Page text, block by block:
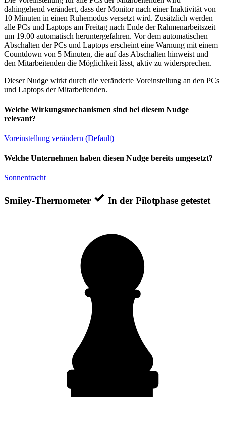
dahingehend verändert, dass der Monitor nach einer Inaktivität von
10 Minuten in einen Ruhemodus versetzt wird. Zusätzlich werden
alle PCs und Laptops am Freitag nach Ende der Rahmenarbeitszeit
um 19.00 automatisch heruntergefahren. Vor dem automatischen
Abschalten der PCs und Laptops erscheint eine Warnung mit einem
Countdown von 5 Minuten, die auf das Abschalten hinweist und
den Mitarbeitenden die Möglichkeit lässt, aktiv zu widersprechen.
Dieser Nudge wirkt durch die veränderte Voreinstellung an den PCs
und Laptops der Mitarbeitenden.
Welche Wirkungsmechanismen sind bei diesem Nudge
relevant?
Voreinstellung verändern (Default)
Welche Unternehmen haben diesen Nudge bereits umgesetzt?
Sonnentracht
Smiley-Thermometer In der Pilotphase getestet